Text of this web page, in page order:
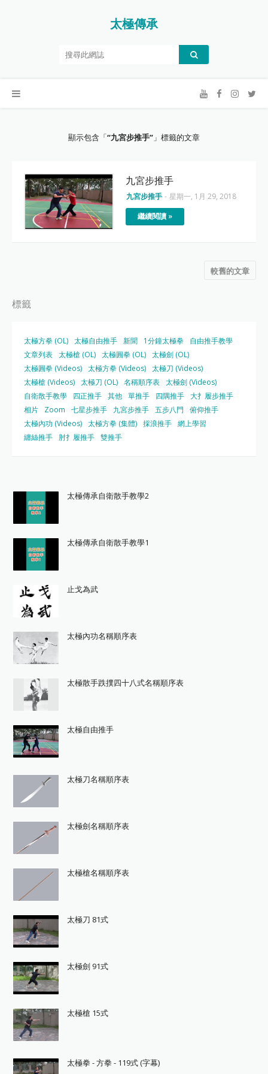
太極傳承
顯示包含「 九宮步推手 」標籤的文章
九宮步推手
九宮步推手 - 星期一, 1月 29, 2018
繼續閱讀 »
較舊的文章
標籤
太極方拳 (OL) 太極自由推手 新聞 1分鐘太極拳
自由推手教學
文章列表 太極槍 (OL) 太極圓拳 (OL) 太極劍 (OL)
太極圓拳 (Videos) 太極方拳 (Videos) 太極刀 (Videos)
太極槍 (Videos) 太極刀 (OL) 名稱順序表 太極劍 (Videos)
自衛散手教學
四正推手 其他 單推手 四隅推手 大扌履步推手
相片
Zoom 七星步推手 九宮步推手 五步八門
俯仰推手
太極內功 (Videos) 太極方拳 (集體) 採浪推手 網上學習
纏絲推手
肘扌履推手 雙推手
太極傳承自衛散手教學2
太極傳承自衛散手教學1
止戈為武
太極內功名稱順序表
太極散手跌撲四十八式名稱順序表
太極自由推手
太極刀名稱順序表
太極劍名稱順序表
太極槍名稱順序表
太極刀 81式
太極劍 91式
太極槍 15式
太極拳 - 方拳 - 119式 (字幕)